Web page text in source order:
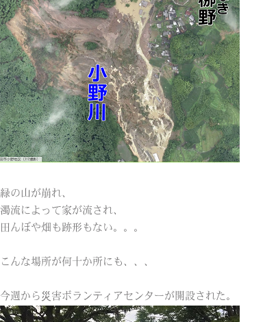
緑の山が崩れ、
濁流によって家が流され、
田んぼや畑も跡形もない。。。
こんな場所が何十か所にも、、、
今週から災害ボランティアセンターが開設された。